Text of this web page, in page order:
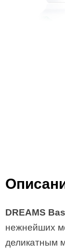
DREAMS
нежнейших
деликатным